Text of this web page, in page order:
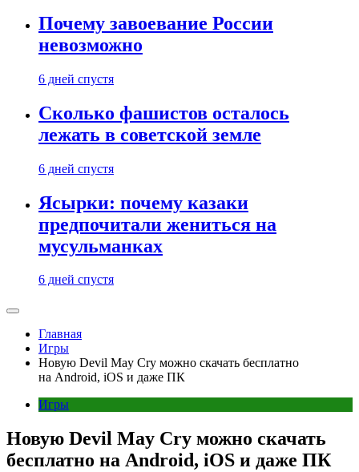
Почему завоевание России
невозможно
6 дней спустя
Сколько фашистов осталось
лежать в советской земле
6 дней спустя
Ясырки: почему казаки
предпочитали жениться на
мусульманках
6 дней спустя
Главная
Игры
Новую Devil May Cry можно скачать бесплатно
на Android, iOS и даже ПК
Игры
Новую Devil May Cry можно скачать
бесплатно на Android, iOS и даже ПК